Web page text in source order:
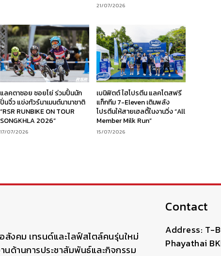
21/07/2026
แลคตาซอย ซอยโย่ ร่วมปั้นนัก
ปั่นจิ๋ว แข่งทัวร์นาเมนต์นานาชาติ
“RSR RUNBIKE ON TOUR
SONGKHLA 2026”
17/07/2026
เบนิฟิตต์ ไฮโปรตีน แลคโตสฟรี
แท็กทีม 7-Eleven เติมพลัง
โปรตีนให้สายเฮลตี้ในงานวิ่ง “All
Member Milk Run”
15/07/2026
สังคม เทรนด์และไลฟ์สไตล์คนรุ่นใหม่
ด้านการประชาสัมพันธ์และกิจกรรม
Contact
Address: T-
Phayathai